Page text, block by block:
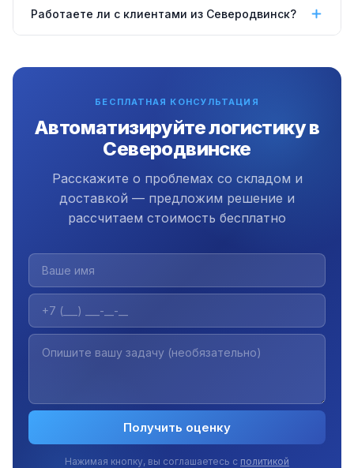
обе стороны.
При достижении минимального уровня —
Работаете ли с клиентами из Северодвинск?
Северодвинске. Коммуникация через Telegram и
БЕСПЛАТНАЯ КОНСУЛЬТАЦИЯ
Автоматизируйте логистику в
Северодвинске
Расскажите о проблемах со складом и
доставкой — предложим решение и
рассчитаем стоимость бесплатно
Получить оценку
Нажимая кнопку, вы соглашаетесь с политикой